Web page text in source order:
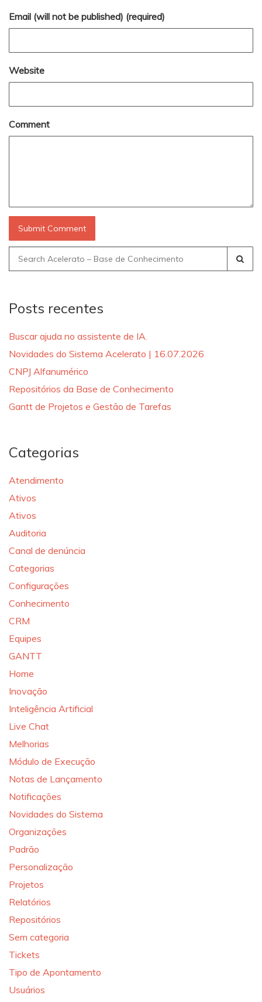
Email (will not be published) (required)
Website
Comment
Search
for:
Posts recentes
Buscar ajuda no assistente de IA.
Novidades do Sistema Acelerato | 16.07.2026
CNPJ Alfanumérico
Repositórios da Base de Conhecimento
Gantt de Projetos e Gestão de Tarefas
Categorias
Atendimento
Ativos
Ativos
Auditoria
Canal de denúncia
Categorias
Configurações
Conhecimento
CRM
Equipes
GANTT
Home
Inovação
Inteligência Artificial
Live Chat
Melhorias
Módulo de Execução
Notas de Lançamento
Notificações
Novidades do Sistema
Organizações
Padrão
Personalização
Projetos
Relatórios
Repositórios
Sem categoria
Tickets
Tipo de Apontamento
Usuários